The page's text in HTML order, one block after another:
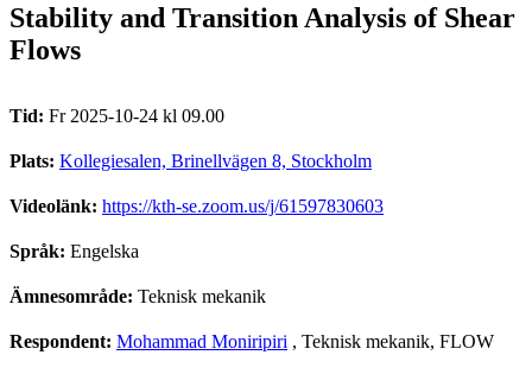
Stability and Transition Analysis of Shear
Flows
Tid: Fr 2025-10-24 kl 09.00
Plats: Kollegiesalen, Brinellvägen 8, Stockholm
Videolänk: https://kth-se.zoom.us/j/61597830603
Språk: Engelska
Ämnesområde: Teknisk mekanik
Respondent: Mohammad Moniripiri , Teknisk mekanik, FLOW